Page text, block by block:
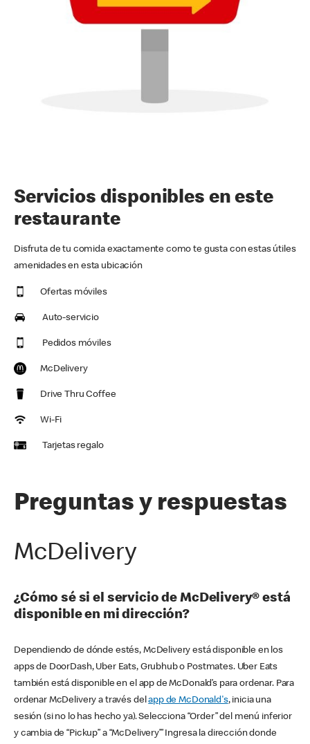
Servicios disponibles en este
restaurante
Disfruta de tu comida exactamente como te gusta con estas útiles
amenidades en esta ubicación
Ofertas móviles
Auto-servicio
Pedidos móviles
McDelivery
Drive Thru Coffee
Wi-Fi
Tarjetas regalo
Preguntas y respuestas
McDelivery
¿Cómo sé si el servicio de McDelivery® está
disponible en mi dirección?
Dependiendo de dónde estés, McDelivery está disponible en los
apps de DoorDash, Uber Eats, Grubhub o Postmates. Uber Eats
también está disponible en el app de McDonald’s para ordenar. Para
ordenar McDelivery a través delapp de McDonald's, inicia una
sesión (si no lo has hecho ya). Selecciona “Order” del menú inferior
y cambia de “Pickup” a “McDelivery’” Ingresa la dirección donde